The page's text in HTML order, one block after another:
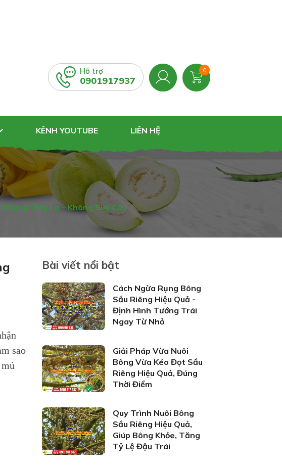
Hỗ trợ
0901917937
0
KÊNH YOUTUBE LIÊN HỆ
Cháy Lá – Không Suy Cây
sao
Bài viết nổi bật
Cách Ngừa Rụng Bông
Sầu Riêng Hiệu Quả -
Định Hình Tướng Trái
Ngay Từ Nhỏ
Giải Pháp Vừa Nuôi
Bông Vừa Kéo Đọt Sầu
Riêng Hiệu Quả, Đúng
Thời Điểm
Quy Trình Nuôi Bông
Sầu Riêng Hiệu Quả,
Giúp Bông Khỏe, Tăng
Tỷ Lệ Đậu Trái